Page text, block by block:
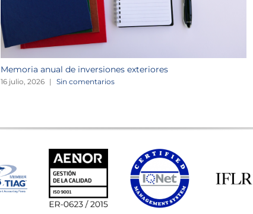
Memoria anual de inversiones exteriores
16 julio, 2026 | Sin comentarios